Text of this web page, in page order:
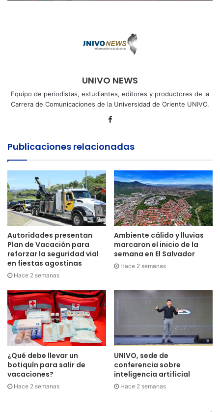
UNIVO NEWS
Equipo de periodistas, estudiantes, editores y productores de la
Carrera de Comunicaciones de la Universidad de Oriente UNIVO.
Facebook
Publicaciones relacionadas
Autoridades presentan
Plan de Vacación para
reforzar la seguridad vial
en fiestas agostinas
Hace 2 semanas
Ambiente cálido y lluvias
marcaron el inicio de la
semana en El Salvador
Hace 2 semanas
¿Qué debe llevar un
botiquín para salir de
vacaciones?
Hace 2 semanas
UNIVO, sede de
conferencia sobre
inteligencia artificial
Hace 2 semanas